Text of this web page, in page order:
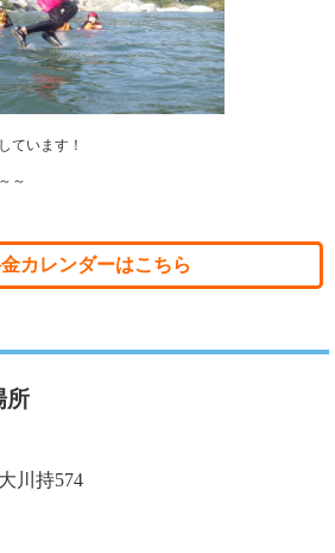
ています！
～
カレンダーはこちら
所
川持574